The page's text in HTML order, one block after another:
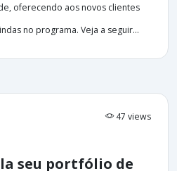
oferecendo aos novos clientes
no programa. Veja a seguir...
47 views
seu portfólio de